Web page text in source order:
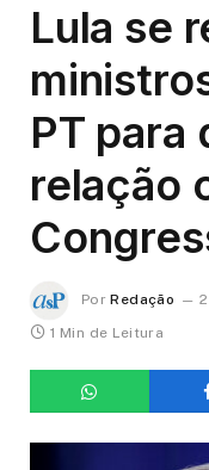
Lula se
PT para
relação
Por Redação
1 Min de Leitura